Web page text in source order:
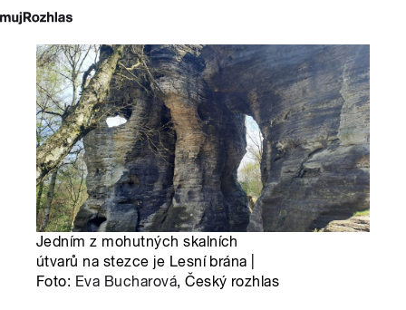
Jedním z mohutných skalních
útvarů na stezce je Lesní brána |
Foto: Eva Bucharová, Český rozhlas